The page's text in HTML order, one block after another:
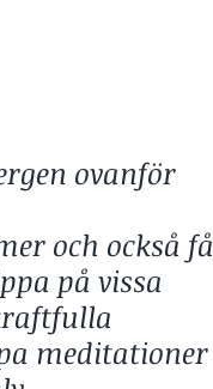
ovanför
och också få
på vissa
meditationer